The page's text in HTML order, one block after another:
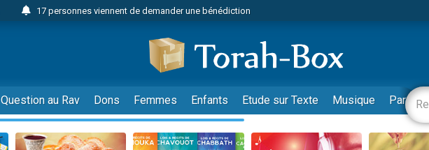
17 personnes viennent de demander une bénédiction
23 personnes viennent de faire un don pour Diane, 80 ans, dans un appartement insalubre
Eva vient de donner son Maasser
4 personnes viennent de nous rejoindre sur WhatsApp
3 personnes viennent de nous rejoindre sur WhatsApp
Odaya vient de donner son Maasser
Question au Rav Dons Femmes Enfants Etude sur Texte Musique Paracha